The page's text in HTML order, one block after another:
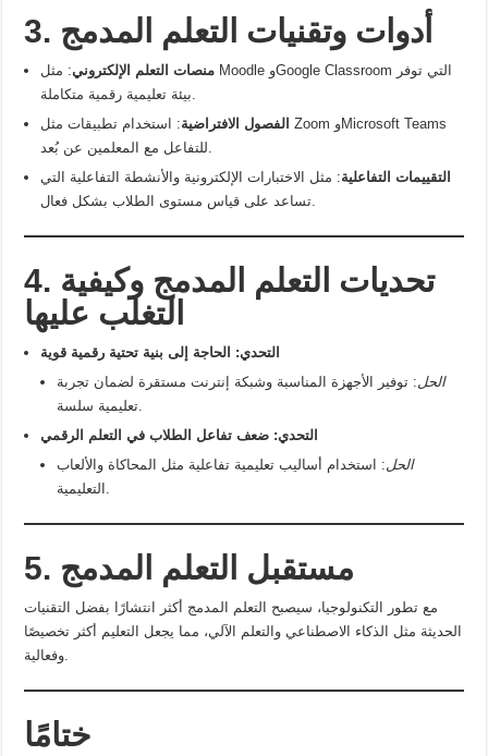
3. أدوات وتقنيات التعلم المدمج
منصات التعلم الإلكتروني: مثل Moodle وGoogle Classroom التي توفر
الفصول الافتراضية: استخدام تطبيقات مثل Zoom وMicrosoft Teams
التقييمات التفاعلية: مثل الاختبارات الإلكترونية والأنشطة التفاعلية التي
4. تحديات التعلم المدمج وكيفية
التغلب عليها
التحدي: الحاجة إلى بنية تحتية رقمية قوية
الحل: توفير الأجهزة المناسبة وشبكة إنترنت مستقرة لضمان تجربة
التحدي: ضعف تفاعل الطلاب في التعلم الرقمي
الحل: استخدام أساليب تعليمية تفاعلية مثل المحاكاة والألعاب
5. مستقبل التعلم المدمج
مع تطور التكنولوجيا، سيصبح التعلم المدمج أكثر انتشارًا بفضل التقنيات
الحديثة مثل الذكاء الاصطناعي والتعلم الآلي، مما يجعل التعليم أكثر تخصيصًا
ختامًا